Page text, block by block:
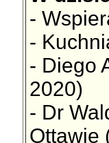
-
-
- Diego
2020)
- Dr
Ottawie